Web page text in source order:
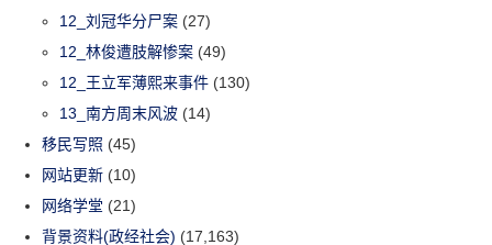
12_刘冠华分尸案 (27)
12_林俊遭肢解惨案 (49)
12_王立军薄熙来事件 (130)
13_南方周末风波 (14)
移民写照 (45)
网站更新 (10)
网络学堂 (21)
背景资料(政经社会) (17,163)